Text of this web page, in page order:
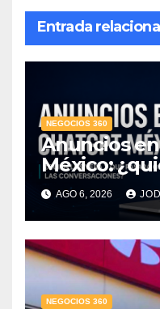
Entrada
NEGOCIOS 360
Anuncios
México:
pasará con
AGO 6, 2026
NEGOCIOS 360